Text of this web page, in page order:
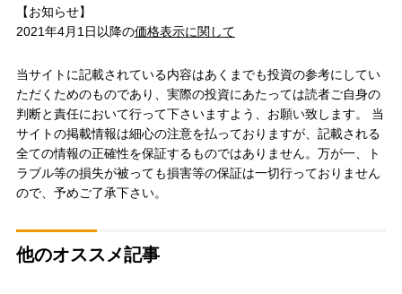
【お知らせ】
2021年4月1日以降の価格表示に関して
当サイトに記載されている内容はあくまでも投資の参考にしてい
ただくためのものであり、実際の投資にあたっては読者ご自身の
判断と責任において行って下さいますよう、お願い致します。 当
サイトの掲載情報は細心の注意を払っておりますが、記載される
全ての情報の正確性を保証するものではありません。万が一、ト
ラブル等の損失が被っても損害等の保証は一切行っておりません
ので、予めご了承下さい。
他のオススメ記事